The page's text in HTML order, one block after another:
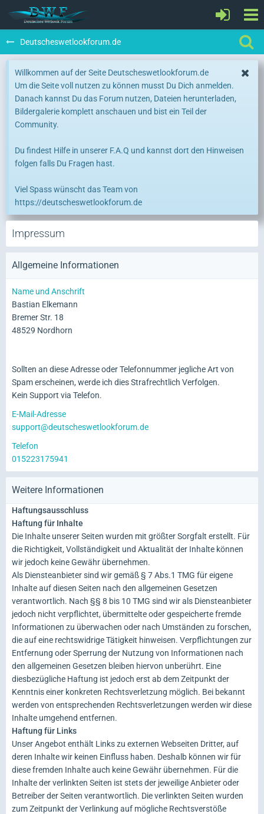
Deutscheswetlookforum.de
Willkommen auf der Seite Deutscheswetlookforum.de
Um die Seite voll nutzen zu können musst Du Dich anmelden.
Danach kannst Du das Forum nutzen, Dateien herunterladen,
Bildergalerie komplett anschauen und bist ein Teil der
Community.
Du findest Hilfe in unserer F.A.Q und kannst dort den Hinweisen
folgen falls Du Fragen hast.
Viel Spass wünscht das Team von
https://deutscheswetlookforum.de
Impressum
Allgemeine Informationen
Name und Anschrift
Bastian Elkemann
Bremer Str. 18
48529 Nordhorn
Sollten an diese Adresse oder Telefonnummer jegliche Art von
Spam erscheinen, werde ich dies Strafrechtlich Verfolgen.
Kein Support via Telefon.
E-Mail-Adresse
support@deutscheswetlookforum.de
Telefon
015223175941
Weitere Informationen
Haftungsausschluss
Haftung für Inhalte
Die Inhalte unserer Seiten wurden mit größter Sorgfalt erstellt. Für
die Richtigkeit, Vollständigkeit und Aktualität der Inhalte können
wir jedoch keine Gewähr übernehmen.
Als Diensteanbieter sind wir gemäß § 7 Abs.1 TMG für eigene
Inhalte auf diesen Seiten nach den allgemeinen Gesetzen
verantwortlich. Nach §§ 8 bis 10 TMG sind wir als Diensteanbieter
jedoch nicht verpflichtet, übermittelte oder gespeicherte fremde
Informationen zu überwachen oder nach Umständen zu forschen,
die auf eine rechtswidrige Tätigkeit hinweisen. Verpflichtungen zur
Entfernung oder Sperrung der Nutzung von Informationen nach
den allgemeinen Gesetzen bleiben hiervon unberührt. Eine
diesbezügliche Haftung ist jedoch erst ab dem Zeitpunkt der
Kenntnis einer konkreten Rechtsverletzung möglich. Bei bekannt
werden von entsprechenden Rechtsverletzungen werden wir diese
Inhalte umgehend entfernen.
Haftung für Links
Unser Angebot enthält Links zu externen Webseiten Dritter, auf
deren Inhalte wir keinen Einfluss haben. Deshalb können wir für
diese fremden Inhalte auch keine Gewähr übernehmen. Für die
Inhalte der verlinkten Seiten ist stets der jeweilige Anbieter oder
Betreiber der Seiten verantwortlich. Die verlinkten Seiten wurden
zum Zeitpunkt der Verlinkung auf mögliche Rechtsverstöße